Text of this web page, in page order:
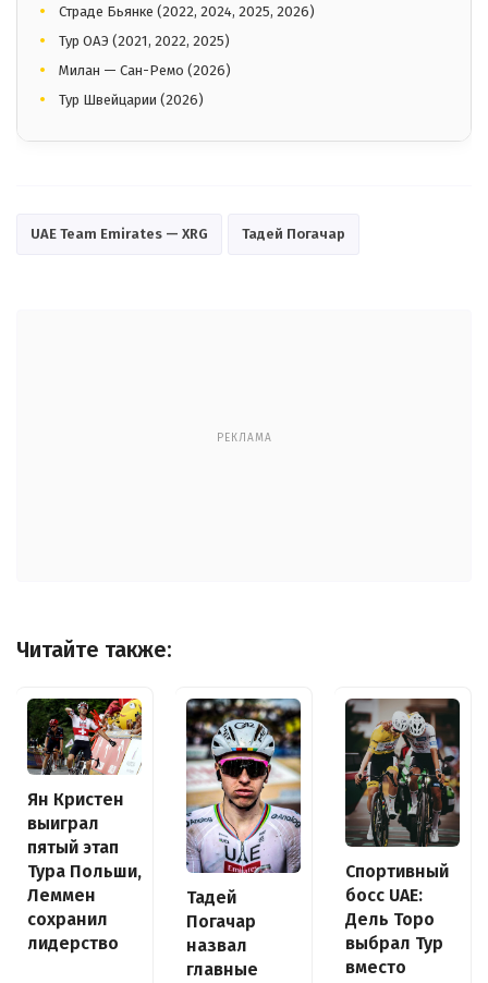
Страде Бьянке (2022, 2024, 2025, 2026)
Тур ОАЭ (2021, 2022, 2025)
Милан — Сан-Ремо (2026)
Тур Швейцарии (2026)
UAE Team Emirates — XRG Тадей Погачар
РЕКЛАМА
Читайте также:
Ян Кристен
выиграл
пятый этап
Тура Польши,
Леммен
сохранил
лидерство
Тадей
Погачар
назвал
главные
Спортивный
босс UAE:
Дель Торо
выбрал Тур
вместо